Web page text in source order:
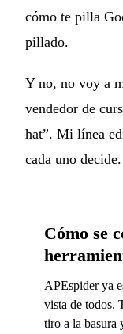
cómo te pilla
pillado.
Y no, no voy a
vendedor de
hat”. Mi línea
cada uno decide.
Cómo se
APEspider ya
vista de todos.
tiro a la basura